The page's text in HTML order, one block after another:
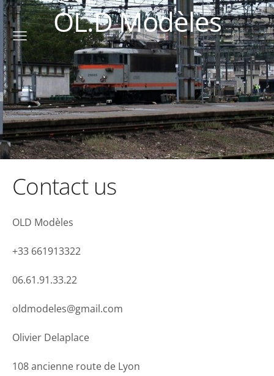
OL.D Modèles
Contact us
OLD Modèles
+33 661913322
06.61.91.33.22
oldmodeles@gmail.com
Olivier Delaplace
108 ancienne route de Lyon